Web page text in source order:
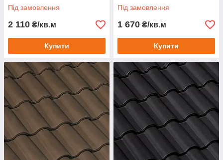
Під замовлення
2 110 ₴/кв.м
Купити
Під замовлення
1 670 ₴/кв.м
Купити